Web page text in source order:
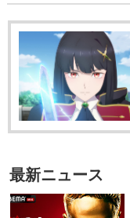
最新ニュース